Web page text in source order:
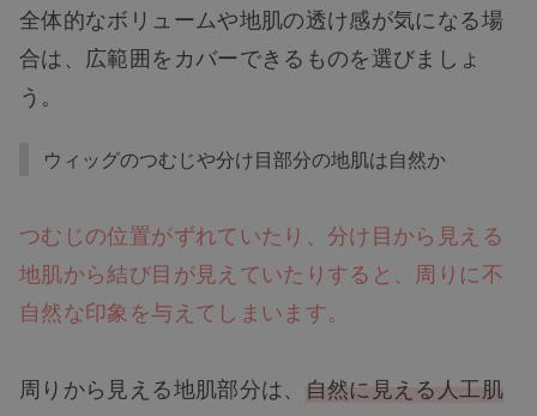
全体的なボリュームや地肌の透け感が気になる場
合は、広範囲をカバーできるものを選びましょ
う。
ウィッグのつむじや分け目部分の地肌は自然か
つむじの位置がずれていたり、分け目から見える
地肌から結び目が見えていたりすると、周りに不
自然な印象を与えてしまいます。
周りから見える地肌部分は、 自然に見える人工肌